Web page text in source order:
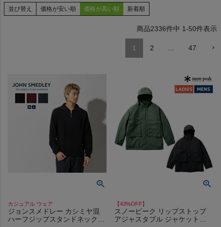
スポーツシューズ
キャンプ・フェス
並び替え 価格が安い順 価格が高い順 新着順
2336件中 1-50件表示
1 2 … 47
カジュアル ウェア
ジョンスメドレー カシミヤ混
ハーフジップスタンドネック長
【43%OFF】
スノーピーク リップストップ
アジャスタブル ジャケット